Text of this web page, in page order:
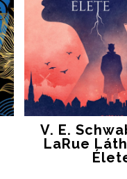
V. E.
LaRue